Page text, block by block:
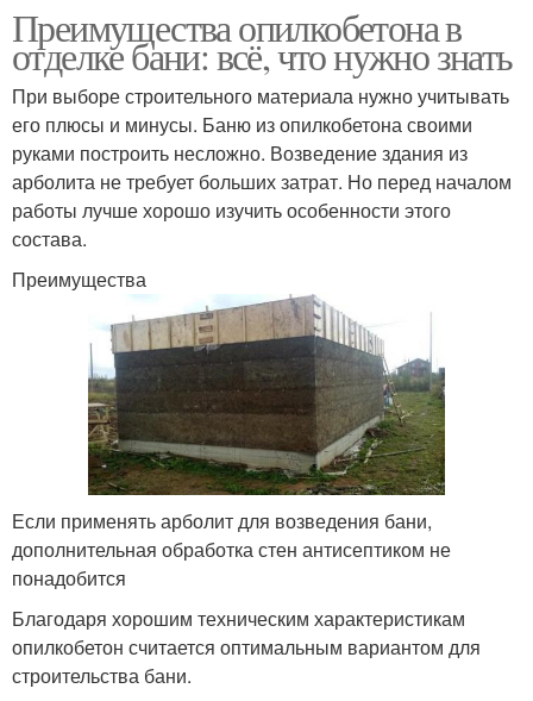
Преимущества опилкобетона в
отделке бани: всё, что нужно знать
При выборе строительного материала нужно учитывать
его плюсы и минусы. Баню из опилкобетона своими
руками построить несложно. Возведение здания из
арболита не требует больших затрат. Но перед началом
работы лучше хорошо изучить особенности этого
состава.
Преимущества
Если применять арболит для возведения бани,
дополнительная обработка стен антисептиком не
понадобится
Благодаря хорошим техническим характеристикам
опилкобетон считается оптимальным вариантом для
строительства бани.